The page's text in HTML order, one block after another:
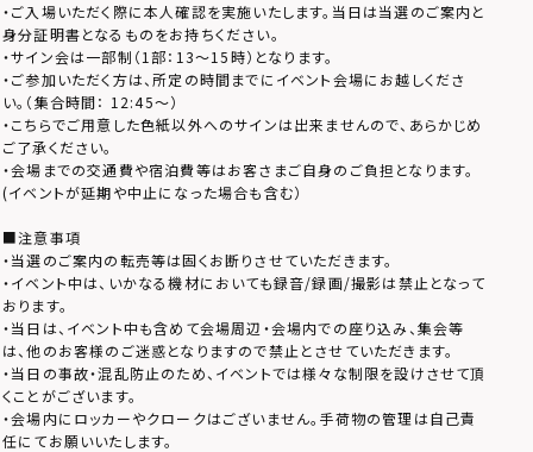
・ご入場いただく際に本人確認を実施いたします。当日は当選のご案内と
身分証明書となるものをお持ちください。
・サイン会は一部制（1部：13～15時）となります。
・ご参加いただく方は、所定の時間までにイベント会場にお越しくださ
い。（集合時間： 12:45～）
・こちらでご用意した色紙以外へのサインは出来ませんので、あらかじめ
ご了承ください。
・会場までの交通費や宿泊費等はお客さまご自身のご負担となります。
(イベントが延期や中止になった場合も含む）
■注意事項
・当選のご案内の転売等は固くお断りさせていただきます。
・イベント中は、いかなる機材においても録音/録画/撮影は禁止となって
おります。
・当日は、イベント中も含めて会場周辺・会場内での座り込み、集会等
は、他のお客様のご迷惑となりますので禁止とさせていただきます。
・当日の事故・混乱防止のため、イベントでは様々な制限を設けさせて頂
くことがございます。
・会場内にロッカーやクロークはございません。手荷物の管理は自己責
任にてお願いいたします。